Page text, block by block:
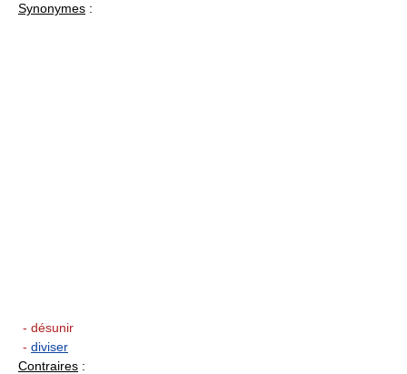
Synonymes :
- désunir
- diviser
Contraires :